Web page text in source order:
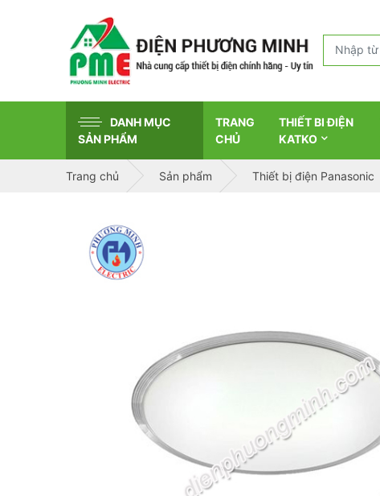
DANH MỤC
SẢN PHẨM
TRANG
CHỦ
THIẾT BI ĐIỆN
KATKO
Trang chủ Sản phẩm Thiết bị điện Panasonic